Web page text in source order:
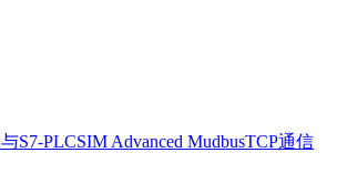
S7-PLCSIM Advanced MudbusTCP通信